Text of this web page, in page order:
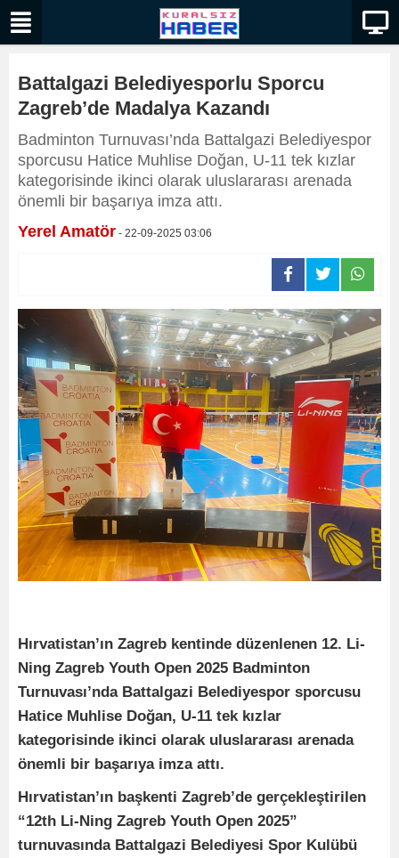
Battalgazi Belediyesporlu Sporcu
Zagreb’de Madalya Kazandı
Badminton Turnuvası’nda Battalgazi Belediyespor
sporcusu Hatice Muhlise Doğan, U-11 tek kızlar
kategorisinde ikinci olarak uluslararası arenada
önemli bir başarıya imza attı.
Yerel Amatör - 22-09-2025 03:06
Hırvatistan’ın Zagreb kentinde düzenlenen 12. Li-
Ning Zagreb Youth Open 2025 Badminton
Turnuvası’nda Battalgazi Belediyespor sporcusu
Hatice Muhlise Doğan, U-11 tek kızlar
kategorisinde ikinci olarak uluslararası arenada
önemli bir başarıya imza attı.
Hırvatistan’ın başkenti Zagreb’de gerçekleştirilen
“12th Li-Ning Zagreb Youth Open 2025”
turnuvasında Battalgazi Belediyesi Spor Kulübü